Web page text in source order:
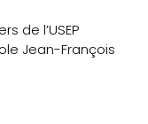
de l’USEP
Jean-François